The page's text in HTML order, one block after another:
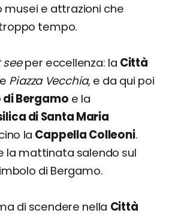
musei e attrazioni che
tempo.
per eccellenza: la Città
Piazza Vecchia, e da qui poi
di Bergamo e la
di Santa Maria
la Cappella Colleoni.
la mattinata salendo sul
di Bergamo.
di scendere nella Città